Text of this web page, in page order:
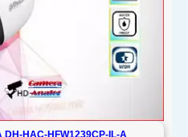
HAC-HFW1239CP-IL-A